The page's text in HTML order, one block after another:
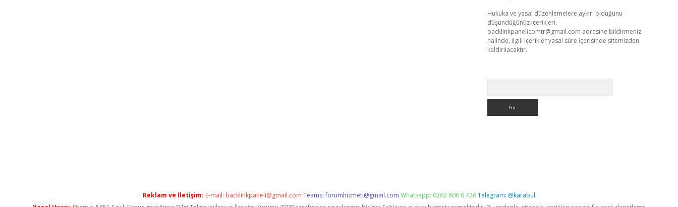
Hukuka ve yasal düzenlemelere aykırı olduğunu
düşündüğünüz içerikleri,
backlinkpanelicomtr@gmail.com adresine bildirmeniz
halinde, ilgili içerikler yasal süre içerisinde sitemizden
kaldırılacaktır.
Reklam ve İletişim: E-mail: backlinkpaneli@gmail.com Teams:forumhizmeti@gmail.com Whatsapp: 0262 606 0 726Telegram: @karabul